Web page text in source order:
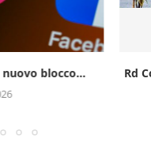
blocco... Rd